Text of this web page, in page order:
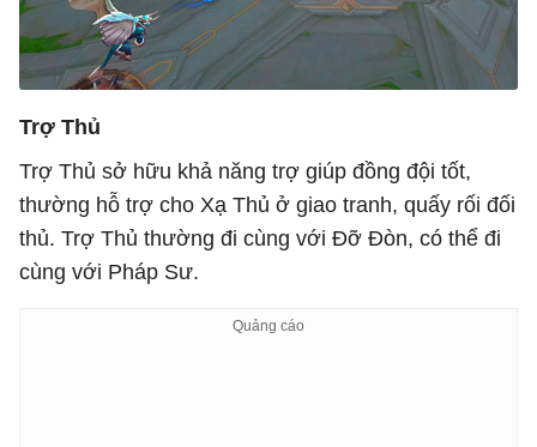
Trợ Thủ
Trợ Thủ sở hữu khả năng trợ giúp đồng đội tốt,
thường hỗ trợ cho Xạ Thủ ở giao tranh, quấy rối đối
thủ. Trợ Thủ thường đi cùng với Đỡ Đòn, có thể đi
cùng với Pháp Sư.